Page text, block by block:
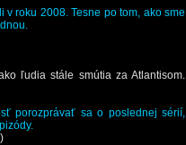
roku 2008. Tesne po tom, ako sme
ľudia stále smútia za Atlantisom.
porozprávať sa o poslednej sérií,